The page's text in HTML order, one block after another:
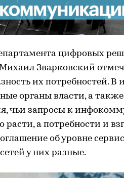
цифровых
Зварковский
их потребностей.
органы власти, а
чьи запросы к
расти, а потребности и
об уровне
у них разные.